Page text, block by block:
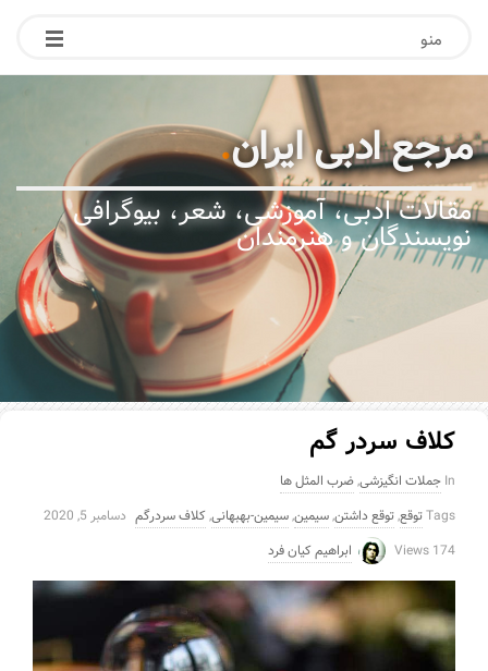
منو
مرجع ادبی ایران.
مقالات ادبی، آموزشی، شعر، بیوگرافی
نویسندگان و هنرمندان
کلاف سردر گم
In جملات انگیزشی,ضرب المثل ها
Tagsتوقع,توقع داشتن,سیمین,سیمین-بهبهانی, کلاف سردرگم دسامبر 5, 2020
174 Views
ابراهیم کیان فرد